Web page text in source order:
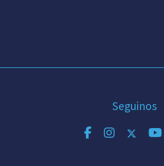
Seguinos